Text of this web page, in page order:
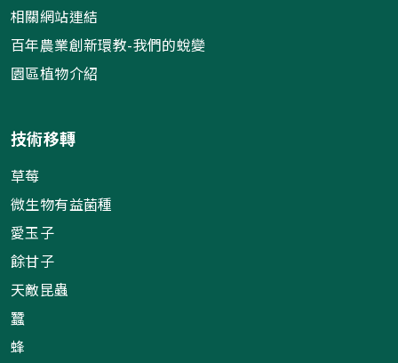
相關網站連結
百年農業創新環教-我們的蛻變
園區植物介紹
技術移轉
草莓
微生物有益菌種
愛玉子
餘甘子
天敵昆蟲
蠶
蜂